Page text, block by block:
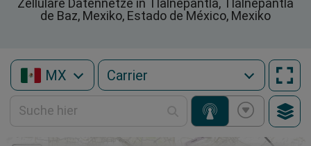
Zellulare Datennetze in Tlalnepantla, Tlalnepantla
de Baz, Mexiko, Estado de México, Mexiko
MX